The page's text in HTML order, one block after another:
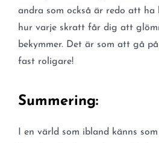
andra som också är redo att ha
hur varje skratt får dig att
bekymmer. Det är som att gå
fast roligare!
Summering:
I en värld som ibland känns